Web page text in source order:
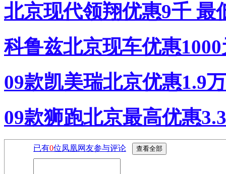
北京现代领翔优惠9千 最
科鲁兹北京现车优惠
09款凯美瑞北京优惠1.9万
09款狮跑北京最高优惠
已有0位凤凰网友参与评论